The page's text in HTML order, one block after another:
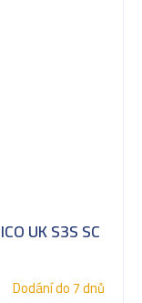
UK S3S SC
Dodání do 7 dnů